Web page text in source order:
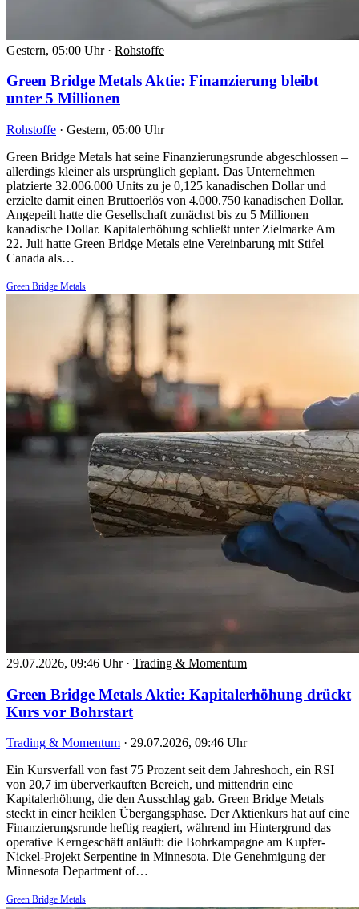
Gestern, 05:00 Uhr · Rohstoffe
Green Bridge Metals Aktie: Finanzierung bleibt
unter 5 Millionen
Rohstoffe · Gestern, 05:00 Uhr
Green Bridge Metals hat seine Finanzierungsrunde abgeschlossen –
allerdings kleiner als ursprünglich geplant. Das Unternehmen
platzierte 32.006.000 Units zu je 0,125 kanadischen Dollar und
erzielte damit einen Bruttoerlös von 4.000.750 kanadischen Dollar.
Angepeilt hatte die Gesellschaft zunächst bis zu 5 Millionen
kanadische Dollar. Kapitalerhöhung schließt unter Zielmarke Am
22. Juli hatte Green Bridge Metals eine Vereinbarung mit Stifel
Canada als…
Green Bridge Metals
29.07.2026, 09:46 Uhr · Trading & Momentum
Green Bridge Metals Aktie: Kapitalerhöhung drückt
Kurs vor Bohrstart
Trading & Momentum · 29.07.2026, 09:46 Uhr
Ein Kursverfall von fast 75 Prozent seit dem Jahreshoch, ein RSI
von 20,7 im überverkauften Bereich, und mittendrin eine
Kapitalerhöhung, die den Ausschlag gab. Green Bridge Metals
steckt in einer heiklen Übergangsphase. Der Aktienkurs hat auf eine
Finanzierungsrunde heftig reagiert, während im Hintergrund das
operative Kerngeschäft anläuft: die Bohrkampagne am Kupfer-
Nickel-Projekt Serpentine in Minnesota. Die Genehmigung der
Minnesota Department of…
Green Bridge Metals